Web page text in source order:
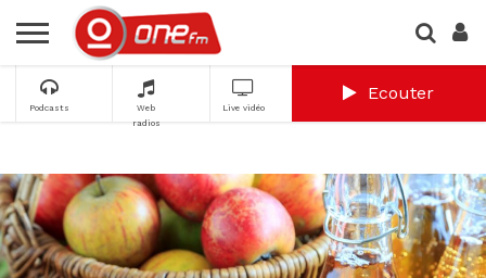
Podcasts
Web
radios
Live vidéo
Ecouter